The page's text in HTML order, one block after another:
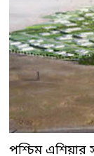
পশ্চিম এশিয়ার